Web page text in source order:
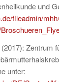
und
fileadmin/
Zentrum
unter: